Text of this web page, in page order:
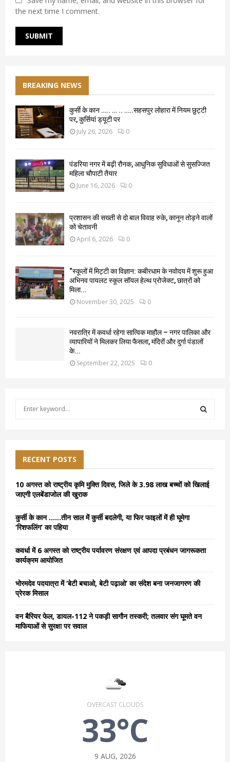
the next time I comment.
BREAKING NEWS
कुर्सी के कान ….. … .. …..सहसपुर लोहारा में नियम छुट्टी
पर, कुर्सियां ड्यूटी पर
July 26, 2026 0
पंडरिया नगर में बढ़ी रौनक, आधुनिक सुविधाओं से सुसज्जित
महिला चौपाटी तैयार
June 16, 2026 0
प्रशासन की सख्ती से दो बाल विवाह रुके, कानून तोड़ने वालों
को चेतावनी
April 6, 2026 0
“स्कूलों में मिट्टी का विज्ञान: कबीरधाम के नवोदय में शुरू हुआ
अभिनव पायलट स्कूल सॉयल हेल्थ प्रोजेक्ट, छात्रों को
मिला...
November 30, 2025 0
नवरात्रि में कवर्धा रहेगा सात्विक माहौल – नगर पालिका और
व्यापारियों ने मिलकर लिया फैसला, मंदिरों और दुर्गा पंडालों
के...
September 22, 2025 0
f
o
r
RECENT POSTS
10 अगस्त को राष्ट्रीय कृमि मुक्ति दिवस, जिले के 3.98 लाख बच्चों को खिलाई
जाएगी एलबेंडाजोल की खुराक
कुर्सी के कान ……तीन साल में कुर्सी बदलेगी, या फिर फाइलों में ही घूमेगा
‘रिशफलिंग’ का पहिया
कवर्धा में 6 अगस्त को राष्ट्रीय पर्यावरण संरक्षण एवं आपदा प्रबंधन जागरूकता
कार्यक्रम आयोजित
भोरमदेव पदयात्रा में ‘बेटी बचाओ, बेटी पढ़ाओ’ का संदेश बना जनजागरण की
प्रेरक मिसाल
वन बैरियर फेल, डायल-112 ने पकड़ी सागौन तस्करी; तलवार संग घूमते वन
माफियाओं से सुरक्षा पर सवाल
OVERCAST CLOUDS
33°C
9 AUG, 2026